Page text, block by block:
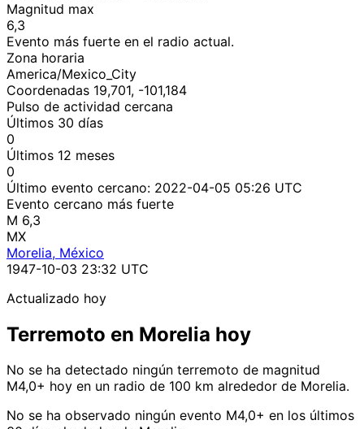
Magnitud max
6,3
Evento más fuerte en el radio actual.
Zona horaria
America/Mexico_City
Coordenadas 19,701, -101,184
Pulso de actividad cercana
Últimos 30 días
0
Últimos 12 meses
0
Último evento cercano: 2022-04-05 05:26 UTC
Evento cercano más fuerte
M 6,3
MX
Morelia, México
1947-10-03 23:32 UTC
Actualizado hoy
Terremoto en Morelia hoy
No se ha detectado ningún terremoto de magnitud
M4,0+ hoy en un radio de 100 km alrededor de Morelia.
No se ha observado ningún evento M4,0+ en los últimos